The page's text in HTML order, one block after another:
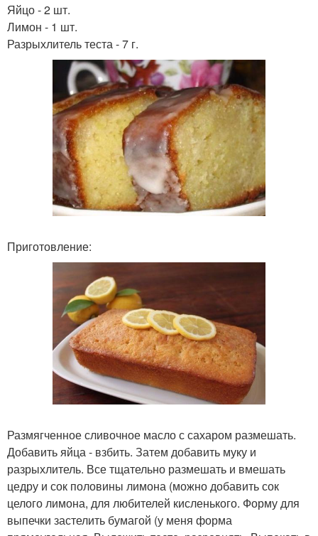
Яйцо - 2 шт.
Лимон - 1 шт.
Разрыхлитель теста - 7 г.
Приготовление:
Размягченное сливочное масло с сахаром размешать.
Добавить яйца - взбить. Затем добавить муку и
разрыхлитель. Все тщательно размешать и вмешать
цедру и сок половины лимона (можно добавить сок
целого лимона, для любителей кисленького. Форму для
выпечки застелить бумагой (у меня форма